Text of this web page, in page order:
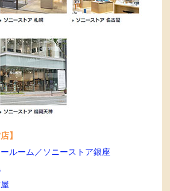
】
ルーム／ソニーストア銀座